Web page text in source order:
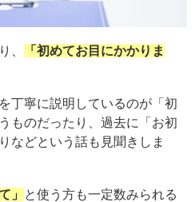
、
「初めてお目にかかりま
丁寧に説明しているのが「初
ものだったり、過去に「お初
などという話も見聞きしま
」
と使う方も一定数みられる